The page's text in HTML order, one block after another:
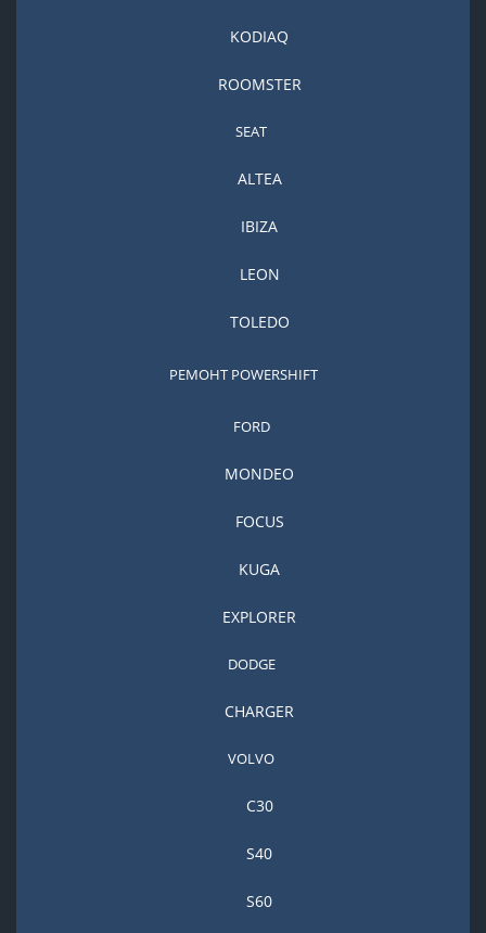
KODIAQ
ROOMSTER
SEAT
ALTEA
IBIZA
LEON
TOLEDO
РЕМОНТ POWERSHIFT
FORD
MONDEO
FOCUS
KUGA
EXPLORER
DODGE
CHARGER
VOLVO
С30
S40
S60